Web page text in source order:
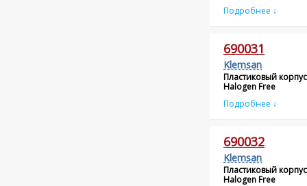
Подробнее ↓
690031
Klemsan
Пластиковый
Halogen Free
Подробнее ↓
690032
Klemsan
Пластиковый
Halogen Free